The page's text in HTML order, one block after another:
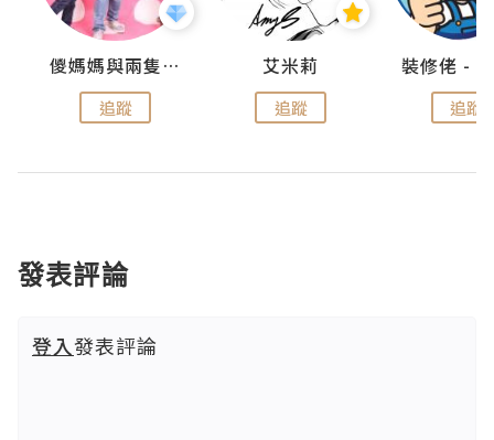
儍媽媽與兩隻小魔怪之家
追蹤
艾米莉
追蹤 追蹤
發表評論
登入發表評論